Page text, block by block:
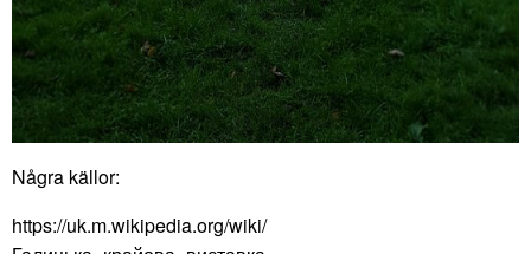
Några källor:
https://uk.m.wikipedia.org/wiki/